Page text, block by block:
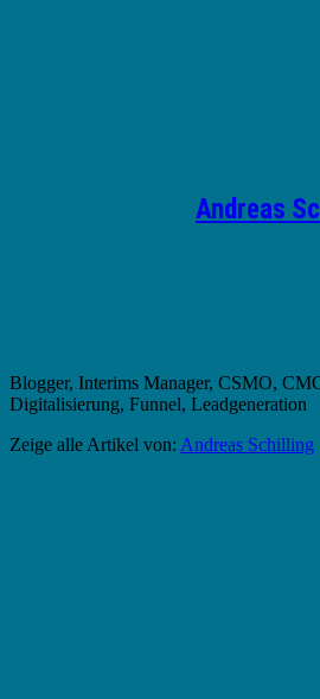
Andreas
Blogger, Interims Manager, CSMO,
Digitalisierung, Funnel, Leadgeneration
Zeige alle Artikel von: Andreas Schilling